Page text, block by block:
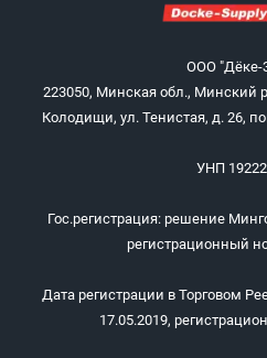
ООО "Дёке-
223050, Минская обл., Минский
Колодищи, ул. Тенистая, д. 26,
УНП
Гос.регистрация: решение
регистрационный
Дата регистрации в Торговом
17.05.2019,